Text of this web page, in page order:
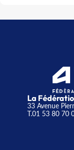
La
33 Avenue
T.01 53 80 70